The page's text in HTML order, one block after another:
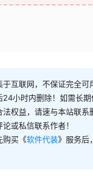
于互联网，不保证完全可
24小时内删除！如需长
法权益，请速与本站联系
或私信联系作者！
购买《软件代装》服务后